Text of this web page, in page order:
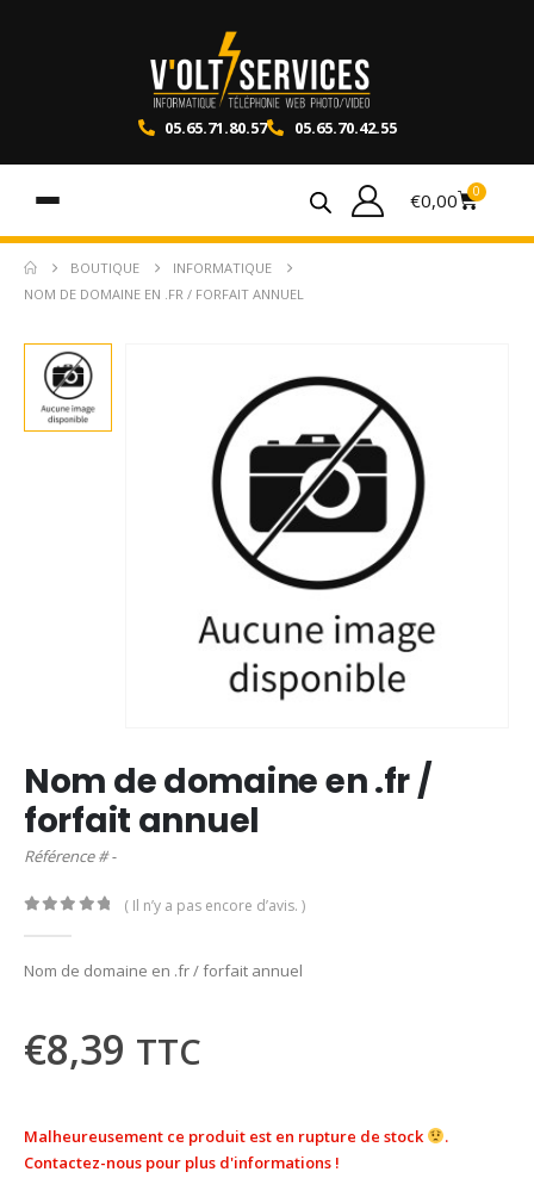
05.65.71.80.57 05.65.70.42.55
€0,00 0
BOUTIQUE
INFORMATIQUE
NOM DE DOMAINE EN .FR / FORFAIT ANNUEL
Nom de domaine en .fr /
forfait annuel
Référence # -
( Il n’y a pas encore d’avis. )
Nom de domaine en .fr / forfait annuel
€8,39 TTC
Malheureusement ce produit est en rupture de stock
.
Contactez-nous pour plus d'informations !